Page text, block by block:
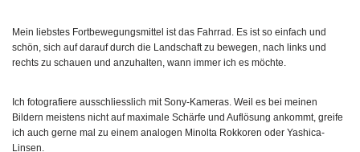
Mein liebstes Fortbewegungsmittel ist das Fahrrad. Es ist so einfach und
schön, sich auf darauf durch die Landschaft zu bewegen, nach links und
rechts zu schauen und anzuhalten, wann immer ich es möchte.
Ich fotografiere ausschliesslich mit Sony-Kameras. Weil es bei meinen
Bildern meistens nicht auf maximale Schärfe und Auflösung ankommt, greife
ich auch gerne mal zu einem analogen Minolta Rokkoren oder Yashica-
Linsen.